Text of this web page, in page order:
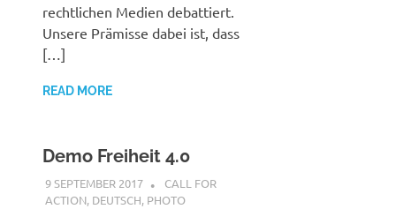
rechtlichen Medien debattiert.
Unsere Prämisse dabei ist, dass
[…]
READ MORE
Demo Freiheit 4.0
9 SEPTEMBER 2017 VGRASS
CALL FOR
ACTION, DEUTSCH, PHOTO